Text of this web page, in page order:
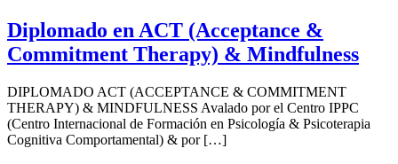
Diplomado en ACT (Acceptance &
Commitment Therapy) & Mindfulness
DIPLOMADO ACT (ACCEPTANCE & COMMITMENT
THERAPY) & MINDFULNESS Avalado por el Centro IPPC
(Centro Internacional de Formación en Psicología & Psicoterapia
Cognitiva Comportamental) & por […]